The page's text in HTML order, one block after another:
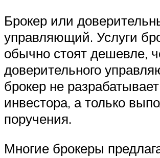
Брокер или
управляющий. Услуги
обычно стоят дешевле,
доверительного
брокер не
инвестора, а только
поручения.
Многие брокеры